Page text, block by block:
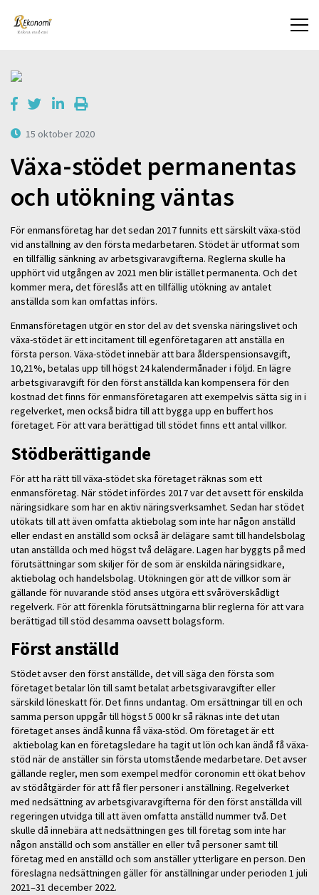
15 oktober 2020
Växa-stödet permanentas
och utökning väntas
För enmansföretag har det sedan 2017 funnits ett särskilt växa-stöd
vid anställning av den första medarbetaren. Stödet är utformat som
en tillfällig sänkning av arbetsgivaravgifterna. Reglerna skulle ha
upphört vid utgången av 2021 men blir istället permanenta. Och det
kommer mera, det föreslås att en tillfällig utökning av antalet
anställda som kan omfattas införs.
Enmansföretagen utgör en stor del av det svenska näringslivet och
växa-stödet är ett incitament till egenföretagaren att anställa en
första person. Växa-stödet innebär att bara ålderspensionsavgift,
10,21%, betalas upp till högst 24 kalendermånader i följd. En lägre
arbetsgivaravgift för den först anställda kan kompensera för den
kostnad det finns för enmansföretagaren att exempelvis sätta sig in i
regelverket, men också bidra till att bygga upp en buffert hos
företaget. För att vara berättigad till stödet finns ett antal villkor.
Stödberättigande
För att ha rätt till växa-stödet ska företaget räknas som ett
enmansföretag. När stödet infördes 2017 var det avsett för enskilda
näringsidkare som har en aktiv näringsverksamhet. Sedan har stödet
utökats till att även omfatta aktiebolag som inte har någon anställd
eller endast en anställd som också är delägare samt till handelsbolag
utan anställda och med högst två delägare. Lagen har byggts på med
förutsättningar som skiljer för de som är enskilda näringsidkare,
aktiebolag och handelsbolag. Utökningen gör att de villkor som är
gällande för nuvarande stöd anses utgöra ett svåröverskådligt
regelverk. För att förenkla förutsättningarna blir reglerna för att vara
berättigad till stöd desamma oavsett bolagsform.
Först anställd
Stödet avser den först anställde, det vill säga den första som
företaget betalar lön till samt betalat arbetsgivaravgifter eller
särskild löneskatt för. Det finns undantag. Om ersättningar till en och
samma person uppgår till högst 5 000 kr så räknas inte det utan
företaget anses ändå kunna få växa-stöd. Om företaget är ett
aktiebolag kan en företagsledare ha tagit ut lön och kan ändå få växa-
stöd när de anställer sin första utomstående medarbetare. Det avser
gällande regler, men som exempel medför coronomin ett ökat behov
av stödåtgärder för att få fler personer i anställning. Regelverket
med nedsättning av arbetsgivaravgifterna för den först anställda vill
regeringen utvidga till att även omfatta anställd nummer två. Det
skulle då innebära att nedsättningen ges till företag som inte har
någon anställd och som anställer en eller två personer samt till
företag med en anställd och som anställer ytterligare en person. Den
föreslagna nedsättningen gäller för anställningar under perioden 1 juli
2021–31 december 2022.